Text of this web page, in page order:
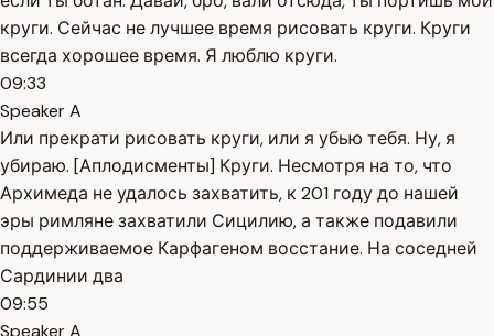
круги. Сейчас не лучшее время рисовать круги. Круги
всегда хорошее время. Я люблю круги.
09:33
Speaker A
Или прекрати рисовать круги, или я убью тебя. Ну, я
убираю. [Аплодисменты] Круги. Несмотря на то, что
Архимеда не удалось захватить, к 201 году до нашей
эры римляне захватили Сицилию, а также подавили
поддерживаемое Карфагеном восстание. На соседней
Сардинии два
09:55
Speaker A